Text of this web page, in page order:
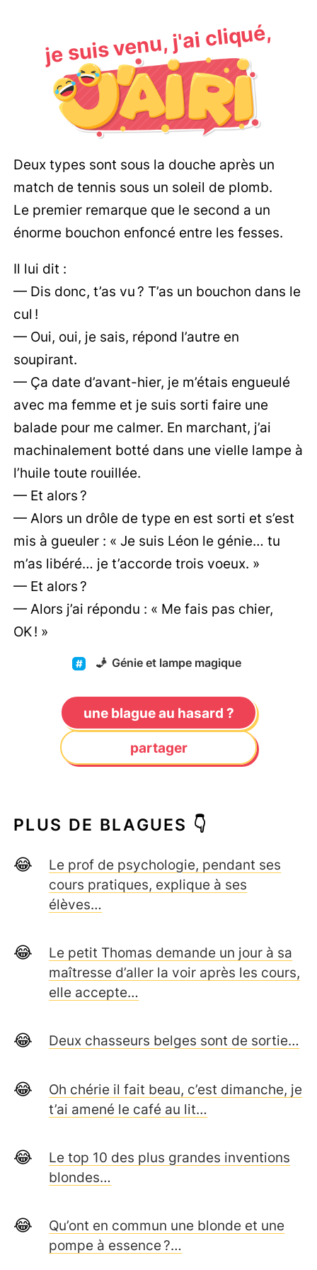
je suis venu, j'ai cliqué,
Deux types sont sous la douche après un
match de tennis sous un soleil de plomb.
Le premier remarque que le second a un
énorme bouchon enfoncé entre les fesses.
Il lui dit :
— Dis donc, t’as vu ? T’as un bouchon dans le
cul !
— Oui, oui, je sais, répond l’autre en
soupirant.
— Ça date d’avant-hier, je m’étais engueulé
avec ma femme et je suis sorti faire une
balade pour me calmer. En marchant, j’ai
machinalement botté dans une vielle lampe à
l’huile toute rouillée.
— Et alors ?
— Alors un drôle de type en est sorti et s’est
mis à gueuler : « Je suis Léon le génie… tu
m’as libéré… je t’accorde trois voeux. »
— Et alors ?
— Alors j’ai répondu : « Me fais pas chier,
OK ! »
🧞 Génie et lampe magique
une blague au hasard ?
partager
PLUS DE BLAGUES 👇
Le prof de psychologie, pendant ses
cours pratiques, explique à ses
élèves…
Le petit Thomas demande un jour à sa
maîtresse d’aller la voir après les cours,
elle accepte…
Deux chasseurs belges sont de sortie…
Oh chérie il fait beau, c’est dimanche, je
t’ai amené le café au lit…
Le top 10 des plus grandes inventions
blondes…
Qu’ont en commun une blonde et une
pompe à essence ?…